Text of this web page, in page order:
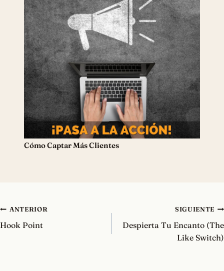
Cómo Captar Más Clientes
Navegación
de
ANTERIOR
Hook Point
SIGUIENTE
Despierta Tu Encanto (The
Like Switch)